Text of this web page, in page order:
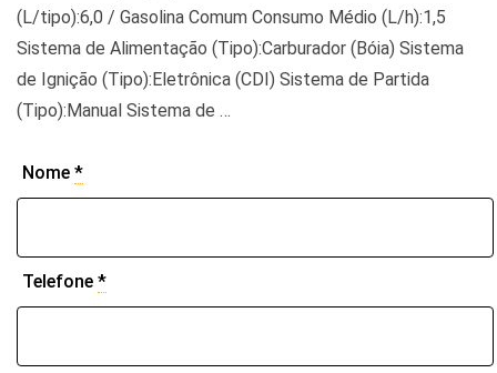
(L/tipo):6,0 / Gasolina Comum Consumo Médio (L/h):1,5
Sistema de Alimentação (Tipo):Carburador (Bóia) Sistema
de Ignição (Tipo):Eletrônica (CDI) Sistema de Partida
(Tipo):Manual Sistema de …
Nome *
Telefone *